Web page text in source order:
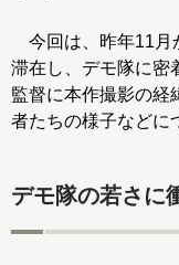
今回は、昨年11月
滞在し、デモ隊に密
監督に本作撮影の経
者たちの様子などに
デモ隊の若さに